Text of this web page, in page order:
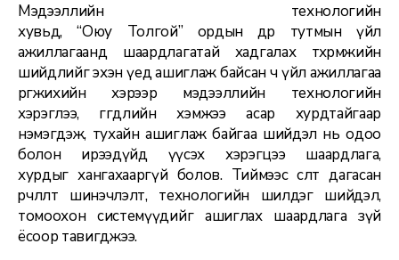
Мэдээллийн технологийн
хувьд, “Оюу Толгой” ордын өдөр тутмын үйл
ажиллагаанд шаардлагатай хадгалах төхөөрөмжийн
шийдлийг эхэн үед ашиглаж байсан ч үйл ажиллагаа
өргөжихийн хэрээр мэдээллийн технологийн
хэрэглээ, өгөгдлийн хэмжээ асар хурдтайгаар
нэмэгдэж, тухайн ашиглаж байгаа шийдэл нь одоо
болон ирээдүйд үүсэх хэрэгцээ шаардлага,
хурдыг хангахааргүй болов. Тиймээс өсөлт дагасан
өөрчлөлт шинэчлэлт, технологийн шилдэг шийдэл,
томоохон системүүдийг ашиглах шаардлага зүй
ёсоор тавигджээ.